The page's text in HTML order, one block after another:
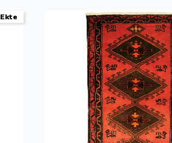
Ekte